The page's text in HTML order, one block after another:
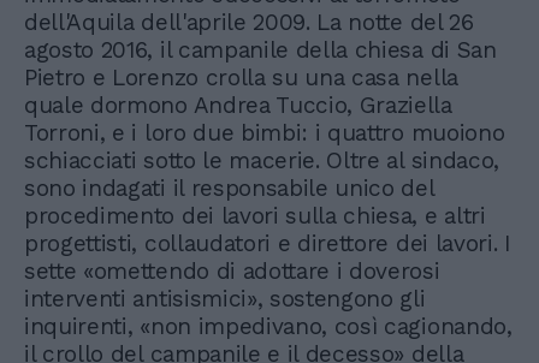
dell'Aquila dell'aprile 2009. La notte del 26
agosto 2016, il campanile della chiesa di San
Pietro e Lorenzo crolla su una casa nella
quale dormono Andrea Tuccio, Graziella
Torroni, e i loro due bimbi: i quattro muoiono
schiacciati sotto le macerie. Oltre al sindaco,
sono indagati il responsabile unico del
procedimento dei lavori sulla chiesa, e altri
progettisti, collaudatori e direttore dei lavori. I
sette «omettendo di adottare i doverosi
interventi antisismici», sostengono gli
inquirenti, «non impedivano, così cagionando,
il crollo del campanile e il decesso» della